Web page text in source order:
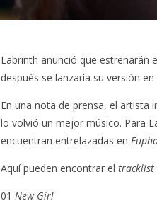
Labrinth anunció que estrenarán
después se lanzaría su versión en
En una nota de prensa, el artista
lo volvió un mejor músico. Para
encuentran entrelazadas en
Aquí pueden encontrar el tracklist
01 New Girl